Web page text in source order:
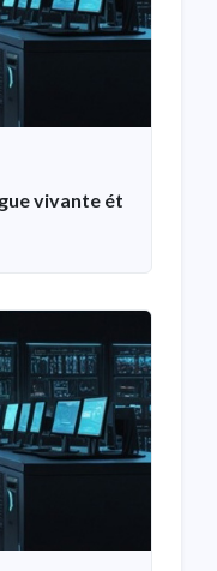
vivante étrangère –